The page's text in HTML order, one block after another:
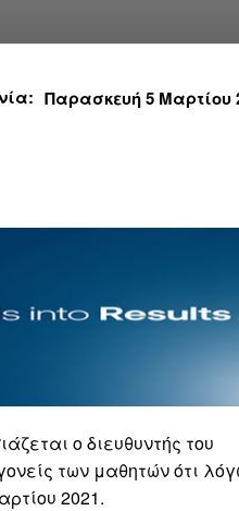
Παρασκευή 5 Μαρτίου
ο διευθυντής του
των μαθητών ότι
2021.